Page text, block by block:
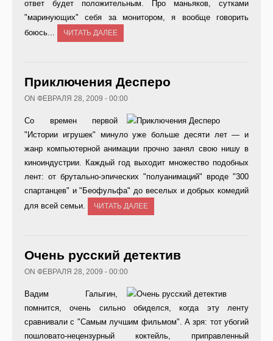
ответ будет положительным. Про маньяков, сутками
"маринующих" себя за монитором, я вообще говорить
боюсь...
ЧИТАТЬ ДАЛЕЕ
Приключения Десперо
ON ФЕВРАЛЯ 28, 2009 - 00:00
Со времен первой
"Истории игрушек" минуло уже больше десяти лет — и
жанр компьютерной анимации прочно занял свою нишу в
киноиндустрии. Каждый год выходит множество подобных
лент: от брутально-эпических "полуанимаций" вроде "300
спартанцев" и "Беофульфа" до веселых и добрых комедий
для всей семьи.
ЧИТАТЬ ДАЛЕЕ
Очень русский детектив
ON ФЕВРАЛЯ 28, 2009 - 00:00
Вадим Галыгин,
помнится, очень сильно обиделся, когда эту ленту
сравнивали с "Самым лучшим фильмом". А зря: тот убогий
пошловато-нецензурный коктейль, приправленный